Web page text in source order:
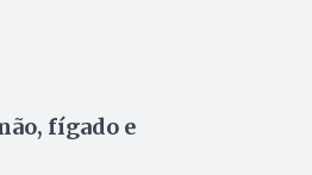
fígado e